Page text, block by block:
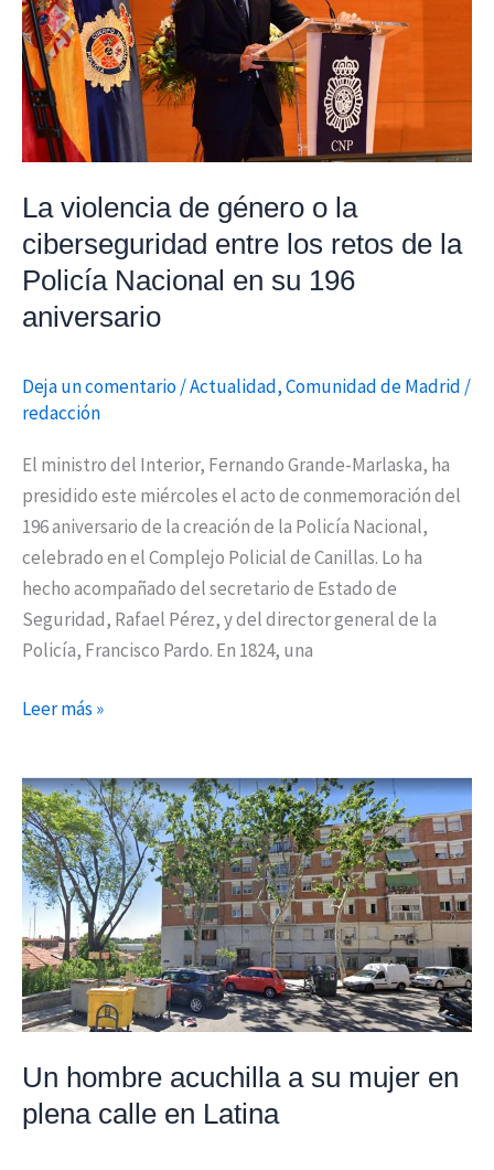
La violencia de género o la
ciberseguridad entre los retos de la
Policía Nacional en su 196
aniversario
Deja un comentario/Actualidad,Comunidad de Madrid /
redacción
El ministro del Interior, Fernando Grande-Marlaska, ha
presidido este miércoles el acto de conmemoración del
196 aniversario de la creación de la Policía Nacional,
celebrado en el Complejo Policial de Canillas. Lo ha
hecho acompañado del secretario de Estado de
Seguridad, Rafael Pérez, y del director general de la
Policía, Francisco Pardo. En 1824, una
la
ciberseguridad
entre
los
retos
la
Policía
Nacional
en
aniversario
Leer más »
Un hombre acuchilla a su mujer en
plena calle en Latina
Un
hombre
acuchilla
a
su
mujer
en
plena
calle
en
Latina